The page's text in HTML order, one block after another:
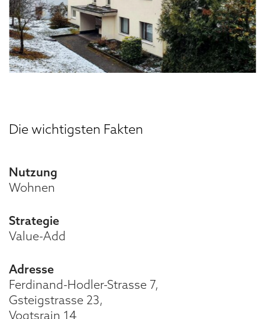
Die wichtigsten Fakten
Nutzung
Wohnen
Strategie
Value-Add
Adresse
Ferdinand-Hodler-Strasse 7,
Gsteigstrasse 23,